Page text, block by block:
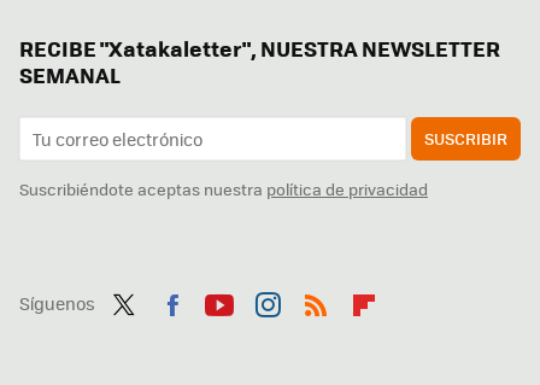
RECIBE "Xatakaletter", NUESTRA NEWSLETTER
SEMANAL
SUSCRIBIR
Suscribiéndote aceptas nuestra política de privacidad
Síguenos